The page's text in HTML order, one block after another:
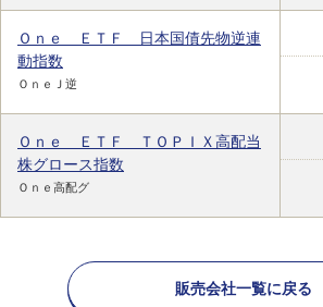
Ｏｎｅ ＥＴＦ 日本国債先物逆連
動指数
ＯｎｅＪ逆
Ｏｎｅ ＥＴＦ ＴＯＰＩＸ高配当
株グロース指数
Ｏｎｅ高配グ
販売会社一覧に戻る